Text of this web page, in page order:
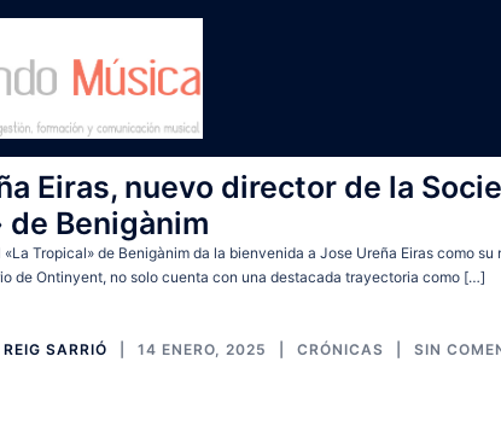
Eiras, nuevo director de la
de Benigànim
Tropical» de Benigànim da la bienvenida a Jose Ureña Eiras como
de Ontinyent, no solo cuenta con una destacada trayectoria como […]
SARRIÓ 14 ENERO, 2025 CRÓNICAS SIN